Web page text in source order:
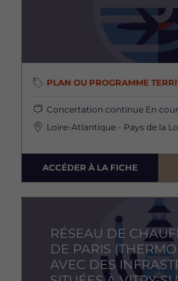
PLAN OU PROGRAMME
Concertation continue En
Loire-Atlantique - Pays de la
ACCÉDER À LA FICHE
RÉSEAU DE
DE PARIS
AVEC DES